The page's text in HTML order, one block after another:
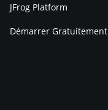
JFrog Platform
Démarrer Gratuitement